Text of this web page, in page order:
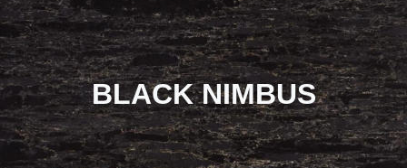
BLACK NIMBUS